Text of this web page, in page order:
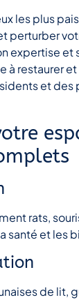
les plus
perturber
expertise et
à restaurer
et des
rats,
santé et les
de lit,